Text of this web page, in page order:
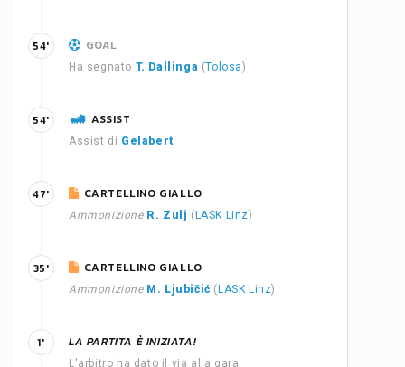
GOAL
Ha segnato T. Dallinga (Tolosa)
54'
ASSIST
Assist di Gelabert
54'
CARTELLINO GIALLO
Ammonizione R. Zulj ( LASK Linz)
47'
CARTELLINO GIALLO
Ammonizione M. Ljubičić ( LASK Linz)
35'
LA PARTITA È INIZIATA!
L'arbitro ha dato il via alla gara.
1'